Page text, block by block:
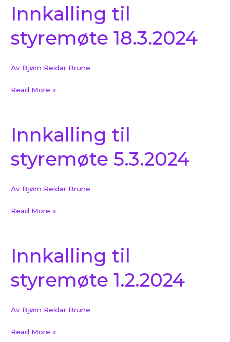
Innkalling til
styremøte 18.3.2024
Av Bjørn Reidar Brune
Innkalling
til
styremøte
18.3.2024
Read More »
Innkalling til
styremøte 5.3.2024
Av Bjørn Reidar Brune
Innkalling
til
styremøte
5.3.2024
Read More »
Innkalling til
styremøte 1.2.2024
Av Bjørn Reidar Brune
Innkalling
til
styremøte
1.2.2024
Read More »